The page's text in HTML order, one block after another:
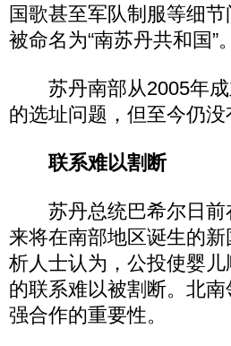
国歌甚至军队制服等细
被命名为“南苏丹共和国”。
苏丹南部从2005年成
的选址问题，但至今仍没
联系难以割断
苏丹总统巴希尔日前
来将在南部地区诞生的
析人士认为，公投使婴
的联系难以被割断。北
强合作的重要性。